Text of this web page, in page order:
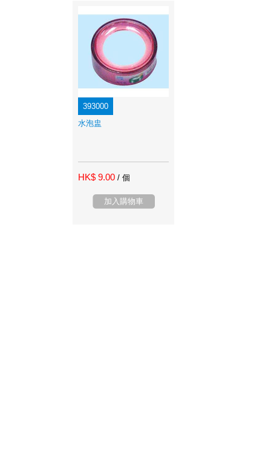
393000
水泡盅
HK$ 9.00 / 個
加入購物車